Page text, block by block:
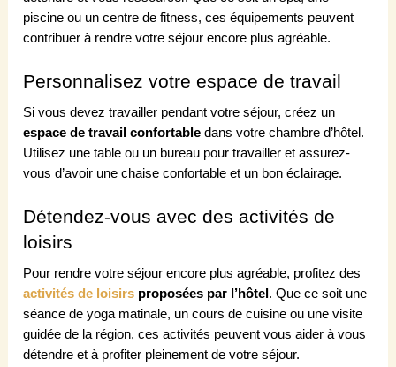
piscine ou un centre de fitness, ces équipements peuvent
contribuer à rendre votre séjour encore plus agréable.
Personnalisez votre espace de travail
Si vous devez travailler pendant votre séjour, créez un
espace de travail confortable dans votre chambre d’hôtel.
Utilisez une table ou un bureau pour travailler et assurez-
vous d’avoir une chaise confortable et un bon éclairage.
Détendez-vous avec des activités de
loisirs
Pour rendre votre séjour encore plus agréable, profitez des
activités de loisirs proposées par l’hôtel . Que ce soit une
séance de yoga matinale, un cours de cuisine ou une visite
guidée de la région, ces activités peuvent vous aider à vous
détendre et à profiter pleinement de votre séjour.